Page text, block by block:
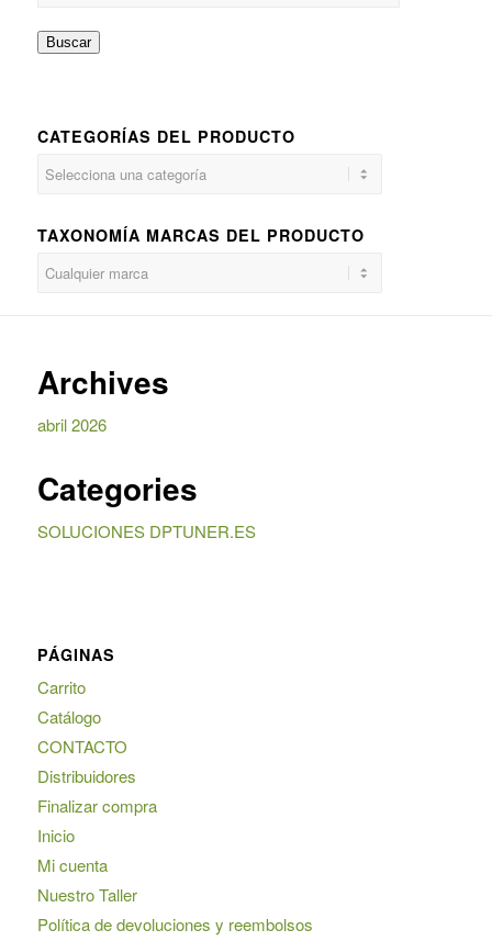
Buscar
CATEGORÍAS DEL PRODUCTO
TAXONOMÍA MARCAS DEL PRODUCTO
Archives
abril 2026
Categories
SOLUCIONES DPTUNER.ES
PÁGINAS
Carrito
Catálogo
CONTACTO
Distribuidores
Finalizar compra
Inicio
Mi cuenta
Nuestro Taller
Política de devoluciones y reembolsos